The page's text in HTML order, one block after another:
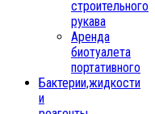
строительного
рукава
Аренда
биотуалета
портативного
Бактерии,жидкости
и